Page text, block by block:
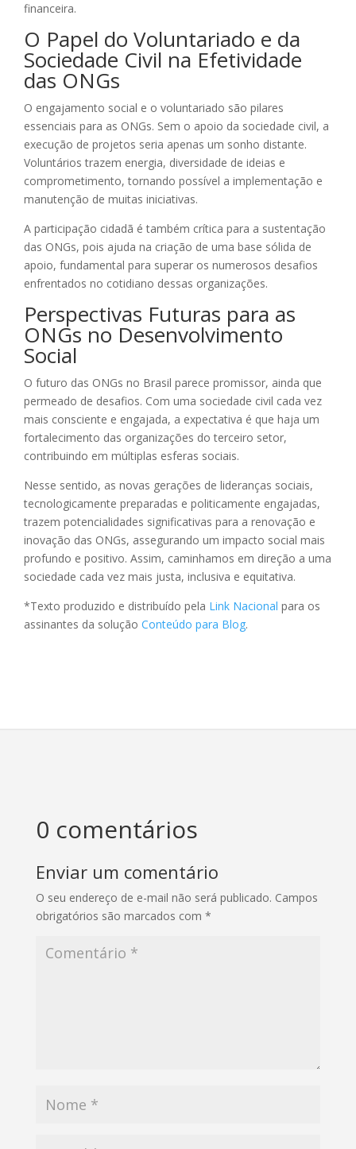
financeira.
O Papel do Voluntariado e da
Sociedade Civil na Efetividade
das ONGs
O engajamento social e o voluntariado são pilares
essenciais para as ONGs. Sem o apoio da sociedade civil, a
execução de projetos seria apenas um sonho distante.
Voluntários trazem energia, diversidade de ideias e
comprometimento, tornando possível a implementação e
manutenção de muitas iniciativas.
A participação cidadã é também crítica para a sustentação
das ONGs, pois ajuda na criação de uma base sólida de
apoio, fundamental para superar os numerosos desafios
enfrentados no cotidiano dessas organizações.
Perspectivas Futuras para as
ONGs no Desenvolvimento
Social
O futuro das ONGs no Brasil parece promissor, ainda que
permeado de desafios. Com uma sociedade civil cada vez
mais consciente e engajada, a expectativa é que haja um
fortalecimento das organizações do terceiro setor,
contribuindo em múltiplas esferas sociais.
Nesse sentido, as novas gerações de lideranças sociais,
tecnologicamente preparadas e politicamente engajadas,
trazem potencialidades significativas para a renovação e
inovação das ONGs, assegurando um impacto social mais
profundo e positivo. Assim, caminhamos em direção a uma
sociedade cada vez mais justa, inclusiva e equitativa.
*Texto produzido e distribuído pela Link Nacional para os
assinantes da solução Conteúdo para Blog.
0 comentários
Enviar um comentário
O seu endereço de e-mail não será publicado. Campos
obrigatórios são marcados com *